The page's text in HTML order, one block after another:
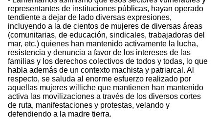
representantes de instituciones públicas, hayan operado
tendiente a dejar de lado diversas expresiones,
incluyendo a la de cientos de mujeres de diversas áreas
(comunitarias, de educación, sindicales, trabajadoras del
mar, etc.) quienes han mantenido activamente la lucha,
resistencia y denuncia a favor de los intereses de las
familias y los derechos colectivos de todos y todas, lo que
habla además de un contexto machista y patriarcal. Al
respecto, se saluda al enorme esfuerzo realizado por
aquellas mujeres williche que mantienen han mantenido
activa las movilizaciones a través de los diversos cortes
de ruta, manifestaciones y protestas, velando y
defendiendo a la madre tierra.